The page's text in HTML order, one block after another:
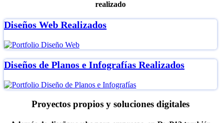
realizado
Diseños Web Realizados
Diseños de Planos e Infografías Realizados
Proyectos propios y soluciones digitales